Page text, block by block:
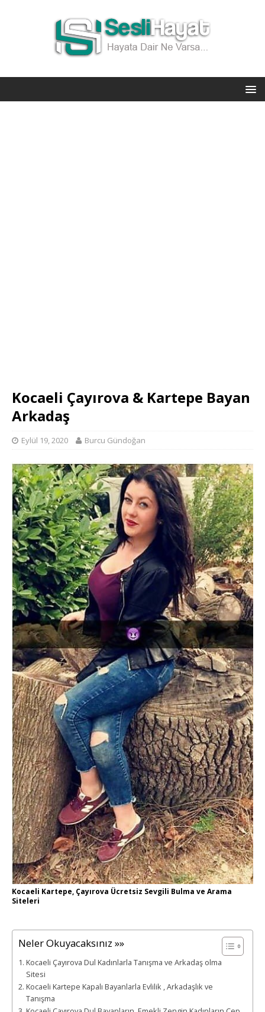
Kocaeli Çayırova & Kartepe Bayan
Arkadaş
Eylül 19, 2020 Burcu Gündoğan
Kocaeli Kartepe, Çayırova Ücretsiz Sevgili Bulma ve Arama
Siteleri
Neler Okuyacaksınız »»
Kocaeli Çayırova Dul Kadınlarla Tanışma ve Arkadaş olma
Sitesi
Kocaeli Kartepe Kapalı Bayanlarla Evlilik , Arkadaşlık ve
Tanışma